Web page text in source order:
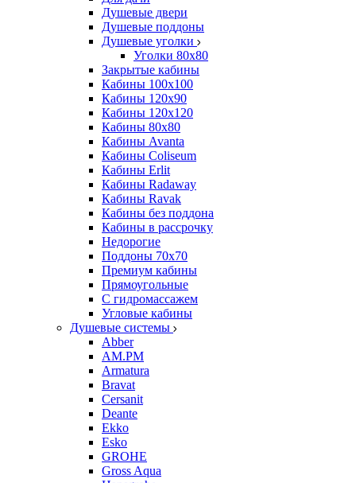
Душевые двери
Душевые поддоны
Душевые уголки
Уголки 80х80
Закрытые кабины
Кабины 100x100
Кабины 120x90
Кабины 120х120
Кабины 80х80
Кабины Avanta
Кабины Coliseum
Кабины Erlit
Кабины Radaway
Кабины Ravak
Кабины без поддона
Кабины в рассрочку
Недорогие
Поддоны 70x70
Премиум кабины
Прямоугольные
С гидромассажем
Угловые кабины
Душевые системы
Abber
AM.PM
Armatura
Bravat
Cersanit
Deante
Ekko
Esko
GROHE
Gross Aqua